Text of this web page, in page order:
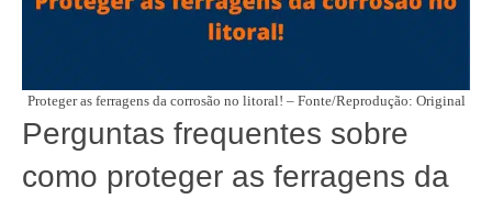
Proteger as ferragens da corrosão no litoral! – Fonte/Reprodução: Original
Perguntas frequentes sobre
como proteger as ferragens da